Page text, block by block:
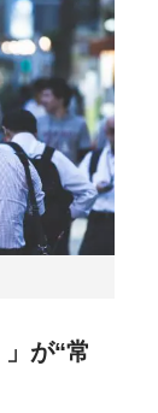
が“常